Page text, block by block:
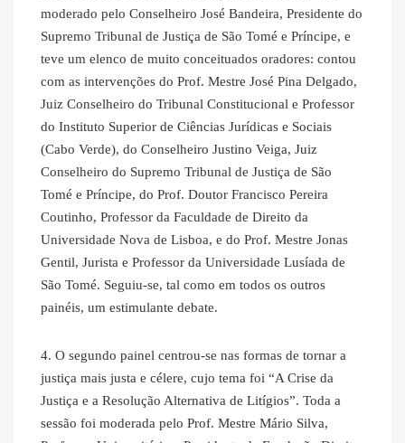
moderado pelo Conselheiro José Bandeira, Presidente do
Supremo Tribunal de Justiça de São Tomé e Príncipe, e
teve um elenco de muito conceituados oradores: contou
com as intervenções do Prof. Mestre José Pina Delgado,
Juiz Conselheiro do Tribunal Constitucional e Professor
do Instituto Superior de Ciências Jurídicas e Sociais
(Cabo Verde), do Conselheiro Justino Veiga, Juiz
Conselheiro do Supremo Tribunal de Justiça de São
Tomé e Príncipe, do Prof. Doutor Francisco Pereira
Coutinho, Professor da Faculdade de Direito da
Universidade Nova de Lisboa, e do Prof. Mestre Jonas
Gentil, Jurista e Professor da Universidade Lusíada de
São Tomé. Seguiu-se, tal como em todos os outros
painéis, um estimulante debate.
4. O segundo painel centrou-se nas formas de tornar a
justiça mais justa e célere, cujo tema foi “A Crise da
Justiça e a Resolução Alternativa de Litígios”. Toda a
sessão foi moderada pelo Prof. Mestre Mário Silva,